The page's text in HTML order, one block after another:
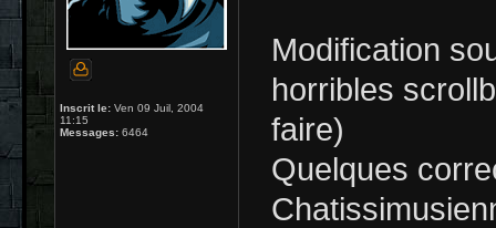
Inscrit le: Ven 09 Juil, 2004
11:15
Messages: 6464
Modification
horribles
faire)
Quelques